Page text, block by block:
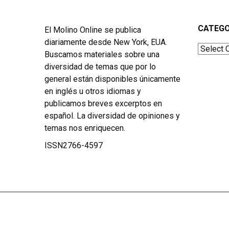
El Molino Online se publica
diariamente desde New York, EUA.
Buscamos materiales sobre una
diversidad de temas que por lo
general están disponibles únicamente
en inglés u otros idiomas y
publicamos breves excerptos en
español. La diversidad de opiniones y
temas nos enriquecen.
ISSN2766-4597